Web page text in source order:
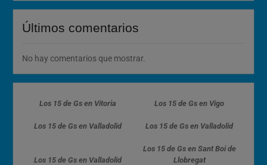
Últimos comentarios
No hay comentarios que mostrar.
Los 15 de Gs en Vitoria Los 15 de Gs en Vigo
Los 15 de Gs en Valladolid Los 15 de Gs en Valladolid
Los 15 de Gs en Valladolid
Los 15 de Gs en Sant Boi de
Llobregat